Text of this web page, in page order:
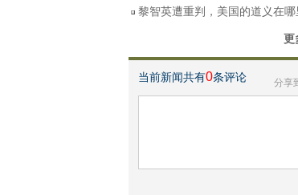
黎智英遭重判，美国的道义在哪
更
当前新闻共有0条评论 分享